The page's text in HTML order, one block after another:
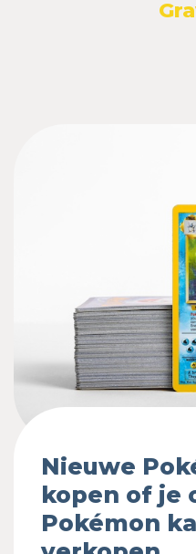
Nieuwe
kopen of je
Pokémon